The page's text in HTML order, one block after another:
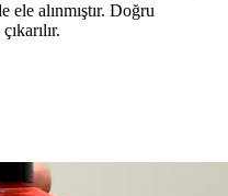
alınmıştır. Doğru